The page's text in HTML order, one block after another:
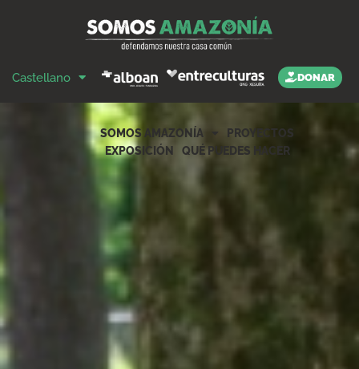
Castellano DONAR
SOMOS AMAZONÍA
PROYECTOS
EXPOSICIÓN
QUÉ PUEDES HACER